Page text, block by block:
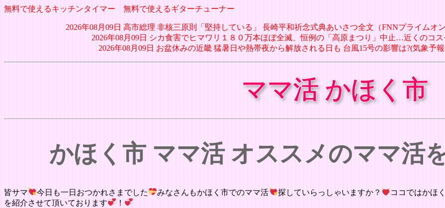
無料で使えるキッチンタイマー 無料で使えるギターチューナー
2026年08月09日 高市総理 非核三原則「堅持している」 長崎平和祈念式典あいさつ全文（FNNプライムオ
2026年08月09日 シカ食害でヒマワリ１８０万本ほぼ全滅、恒例の「高原まつり」中止…近くのコ
2026年08月09日 お盆休みの近畿 猛暑日や熱帯夜から解放される日も 台風15号の影響は?(気象予
ママ活 かほく市
かほく市 ママ活 オススメのママ活
皆サマ 今日も一日おつかれさまでした みなさんもかほく市でのママ活 探していらっしゃいますか？ ココではかほ
を紹介させて頂いております
！